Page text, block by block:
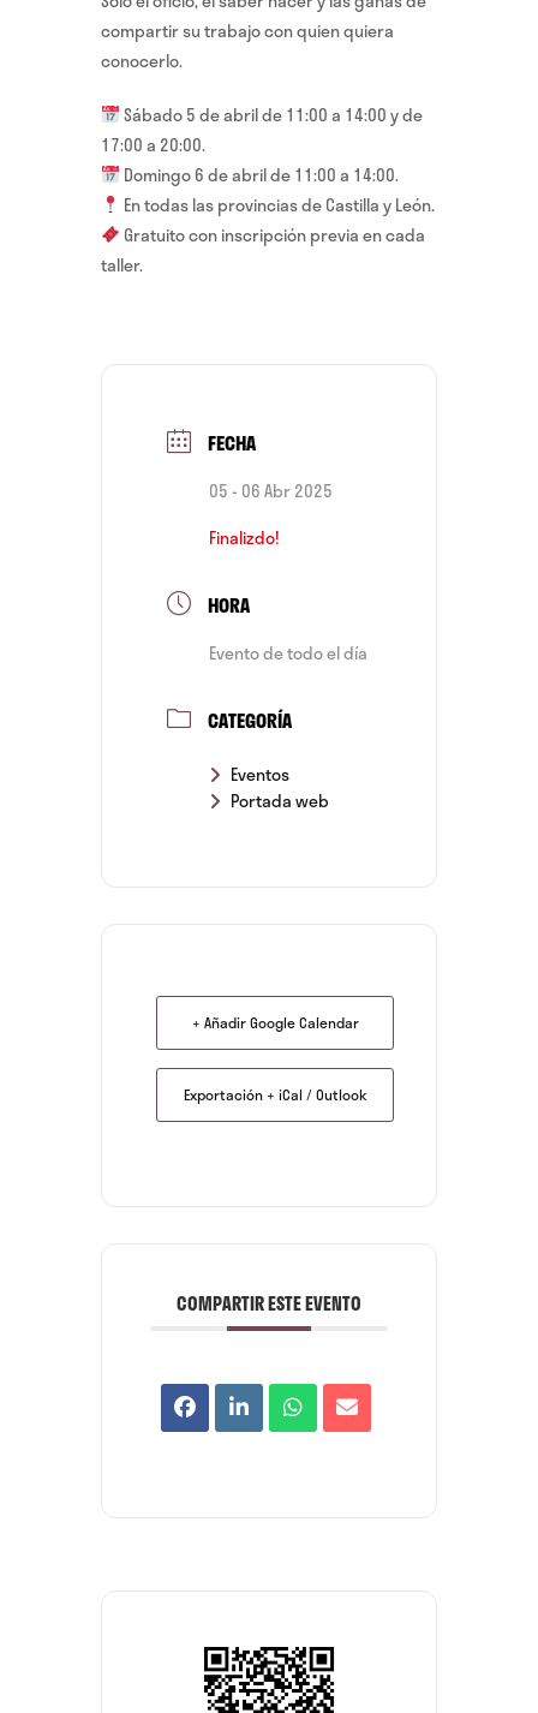
compartir su trabajo con quien quiera
conocerlo.
Sábado 5 de abril de 11:00 a 14:00 y de
17:00 a 20:00.
Domingo 6 de abril de 11:00 a 14:00.
En todas las provincias de Castilla y León.
Gratuito con inscripción previa en cada
taller.
FECHA
05 - 06 Abr 2025
Finalizdo!
HORA
Evento de todo el día
CATEGORÍA
Eventos
Portada web
+ Añadir Google Calendar
Exportación + iCal / Outlook
COMPARTIR ESTE EVENTO